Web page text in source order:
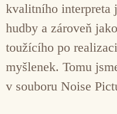
kvalitního interpreta
hudby a zároveň
toužícího po
myšlenek. Tomu
v souboru Noise